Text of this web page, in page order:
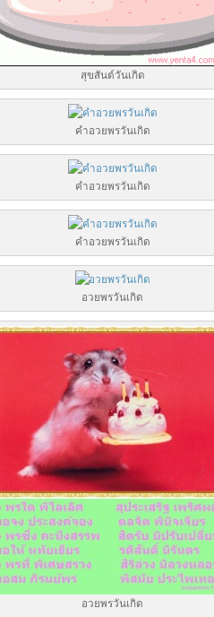
สุขสันต์วันเกิด
คําอวยพรวันเกิด
คําอวยพรวันเกิด
คําอวยพรวันเกิด
อวยพรวันเกิด
อวยพรวันเกิด